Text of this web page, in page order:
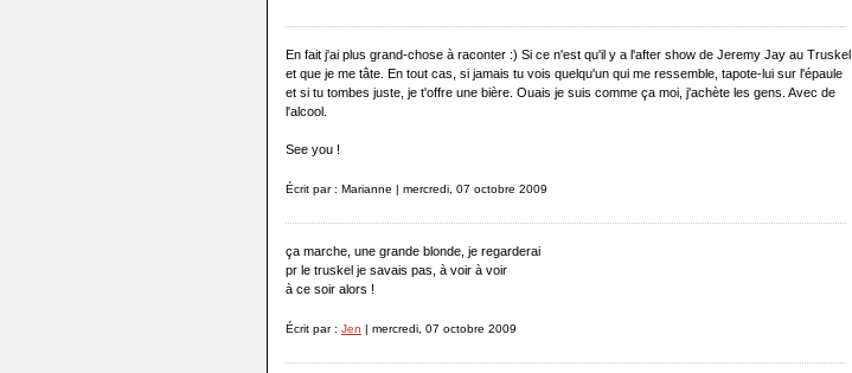
En fait j'ai plus grand-chose à raconter :) Si ce n'est qu'il y a l'after show de Jeremy Jay au Truskel
et que je me tâte. En tout cas, si jamais tu vois quelqu'un qui me ressemble, tapote-lui sur l'épaule
et si tu tombes juste, je t'offre une bière. Ouais je suis comme ça moi, j'achète les gens. Avec de
l'alcool.
See you !
Écrit par : Marianne | mercredi, 07 octobre 2009
ça marche, une grande blonde, je regarderai
pr le truskel je savais pas, à voir à voir
à ce soir alors !
Écrit par : Jen | mercredi, 07 octobre 2009